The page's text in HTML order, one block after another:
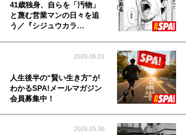
41歳独身、自らを「汚物」
と蔑む営業マンの日々を追
う／『シジュウカラ…
2026.06.03
人生後半の“賢い生き方”が
わかるSPA!メールマガジン
会員募集中！
2026.05.30